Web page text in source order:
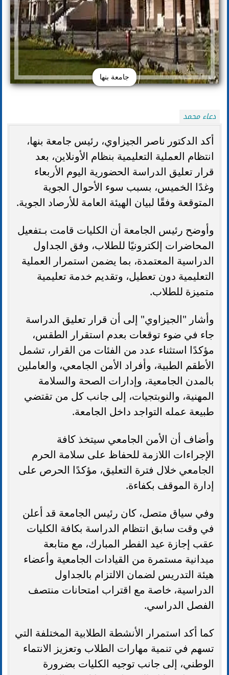
جامعة بنها
دعاء محمد
أكد الدكتور ناصر الجيزاوي، رئيس جامعة بنها،
انتظام العملية التعليمية بنظام الأونلاين، بعد
قرار تعليق الدراسة الحضورية اليوم الأربعاء
وغدًا الخميس، بسبب سوء الأحوال الجوية
المتوقعة وفقًا لبيان الهيئة العامة للأرصاد الجوية.
وأوضح رئيس الجامعة أن الكليات قامت بـتفعيل
المحاضرات إلكترونيًا للطلاب، وفق الجداول
الدراسية المعتمدة، بما يضمن استمرار العملية
التعليمية دون تعطيل، وتقديم خدمة تعليمية
متميزة للطلاب.
وأشار "الجيزاوي" إلى أن قرار تعليق الدراسة
جاء في ضوء توقعات بعدم استقرار الطقس،
مؤكدًا استثناء عدد من الفئات من القرار، تشمل
الأطقم الطبية، وأفراد الأمن الجامعي، والعاملين
بالمدن الجامعية، وإدارات الصحة والسلامة
المهنية، والنوبتجيات، إلى جانب كل من تقتضي
طبيعة عمله التواجد داخل الجامعة.
وأضاف أن الأمن الجامعي سيتخذ كافة
الإجراءات اللازمة للحفاظ على سلامة الحرم
الجامعي خلال فترة التعليق، مؤكدًا الحرص على
إدارة الموقف بكفاءة.
وفي سياق متصل، كان رئيس الجامعة قد أعلن
في وقت سابق انتظام الدراسة بكافة الكليات
عقب إجازة عيد الفطر المبارك، مع متابعة
ميدانية مستمرة من القيادات الجامعية وأعضاء
هيئة التدريس لضمان الالتزام بالجداول
الدراسية، خاصة مع اقتراب امتحانات منتصف
الفصل الدراسي.
كما أكد استمرار الأنشطة الطلابية المختلفة التي
تسهم في تنمية مهارات الطلاب وتعزيز الانتماء
الوطني، إلى جانب توجيه الكليات بضرورة